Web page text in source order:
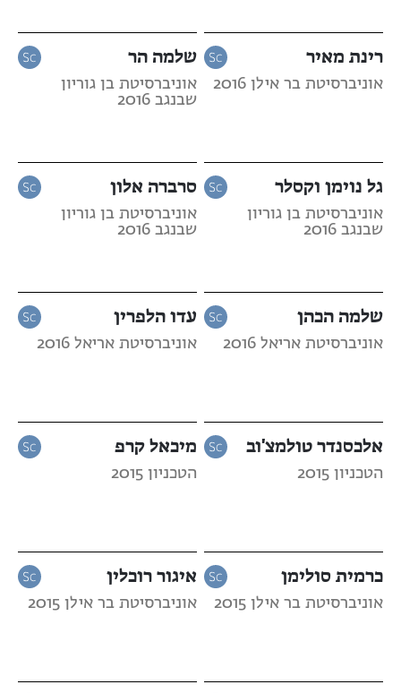
רינת מאיר
אוניברסיטת בר אילן 2016
שלמה הר
אוניברסיטת בן גוריון
שבנגב 2016
גל נוימן וקסלר
אוניברסיטת בן גוריון
שבנגב 2016
סרברה אלון
אוניברסיטת בן גוריון
שבנגב 2016
שלמה הכהן
אוניברסיטת אריאל 2016
עדו הלפרין
אוניברסיטת אריאל 2016
אלכסנדר טולמצ'וב
הטכניון 2015
מיכאל קרפ
הטכניון 2015
כרמית סולימן
אוניברסיטת בר אילן 2015
איגור רוכלין
אוניברסיטת בר אילן 2015